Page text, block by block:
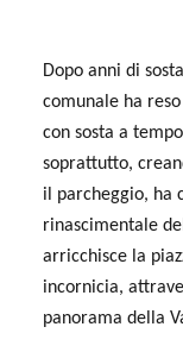
Dopo anni di
comunale ha
con sosta a
soprattutto,
il parcheggio, ha
rinascimentale
arricchisce la
incornicia,
panorama della